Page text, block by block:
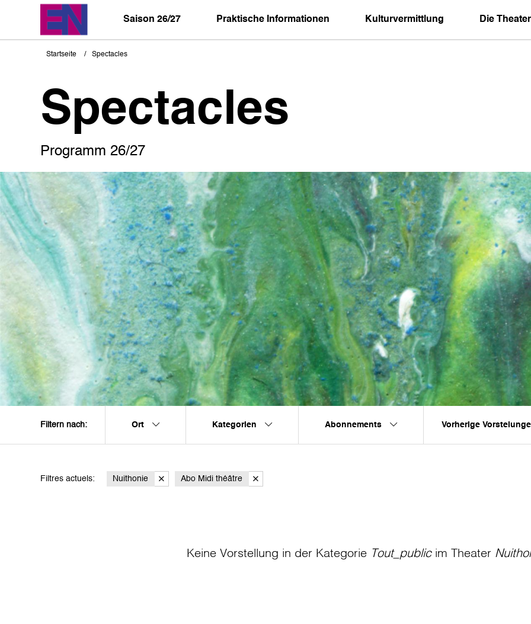
Saison 26/27 Praktische Informationen Kulturvermittlung Die Theater
Pfadnavigation
Startseite Spectacles
Spectacles
Programm 26/27
Filtern nach: Ort Kategorien Abonnements Vorherige
Filtres actuels: Nuithonie Abo Midi théâtre
Keine Vorstellung in der Kategorie Tout_publicim Theater